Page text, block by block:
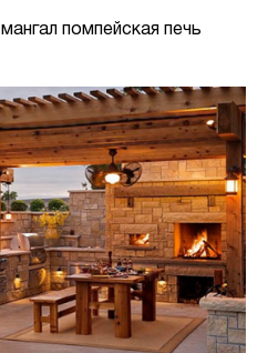
помпейская печь